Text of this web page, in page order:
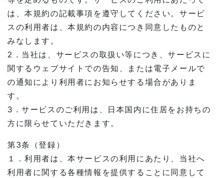
は、本規約の記載事項を遵守してください。サービ
スの利用者は、本規約の内容につき同意したものと
みなします。
2．当社は、サービスの取扱い等につき、サービスに
関するウェブサイトでの告知、または電子メールで
の通知により利用者にお知らせする場合がありま
す。
3．サービスのご利用は、日本国内に住居をお持ちの
方に限らせていただきます。
第3条（登録）
１．利用者は、本サービスの利用にあたり、当社へ
利用者に関する各種情報を提供することに同意して